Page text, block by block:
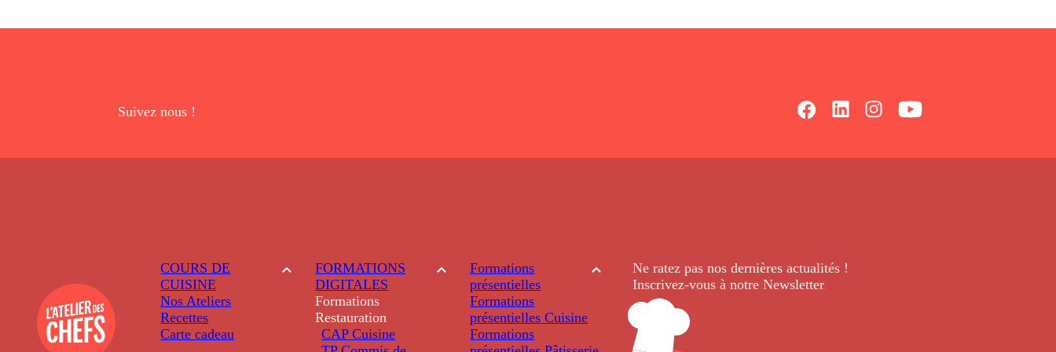
Suivez nous !
COURS DE
CUISINE
Nos Ateliers
Recettes
Carte cadeau
FORMATIONS
DIGITALES
Formations
Restauration
CAP Cuisine
Formations
présentielles
Formations
présentielles Cuisine
Formations
Ne ratez pas nos dernièresactualités !
Inscrivez-vous à notre Newsletter.